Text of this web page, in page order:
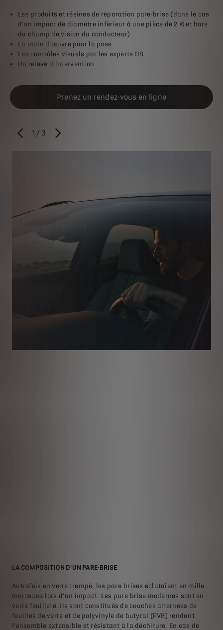
Les produits et résines de réparation pare-brise (dans le cas
d'un impact de diamètre inférieur à une pièce de 2 € et hors
du champ de vision du conducteur)
La main d’œuvre pour la pose
Les contrôles visuels par les experts DS
Un relevé d’intervention
Prenez un rendez-vous en ligne
PRÉCÉDENT
1 / 3 SUIVANT
LA COMPOSITION D’UN PARE-BRISE
Autrefois en verre trempé, les pare-brises éclataient en mille
morceaux lors d’un impact. Les pare-brise modernes sont en
verre feuilleté. Ils sont constitués de couches alternées de
feuilles de verre et de polyvinyle de butyral (PVB) rendant
l’ensemble extensible et résistant à la déchirure. En cas de